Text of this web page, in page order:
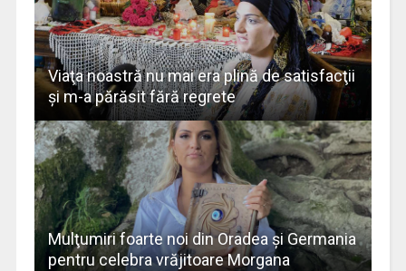
Viaţa noastră nu mai era plină de satisfacţii
și m-a părăsit fără regrete
Mulţumiri foarte noi din Oradea și Germania
pentru celebra vrăjitoare Morgana